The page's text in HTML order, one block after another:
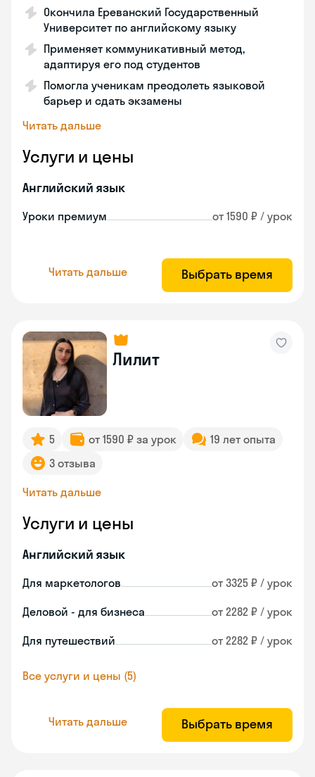
Окончила Ереванский Государственный
Университет по английскому языку
Применяет коммуникативный метод,
адаптируя его под студентов
Помогла ученикам преодолеть языковой
барьер и сдать экзамены
Читать дальше
Услуги и цены
Английский язык
Уроки премиум от 1590 ₽ / урок
Читать дальше Выбрать время
Лилит
5 от 1590 ₽ за урок
19 лет опыта
3 отзыва
Читать дальше
Услуги и цены
Английский язык
Для маркетологов от 3325 ₽ / урок
Деловой - для бизнеса от 2282 ₽ / урок
Для путешествий от 2282 ₽ / урок
Все услуги и цены (5)
Читать дальше Выбрать время